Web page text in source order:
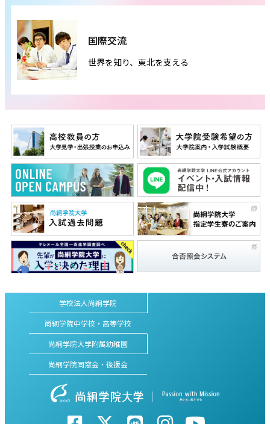
国際交流
世界を知り、東北を支える
学校法人尚絅学院
尚絅学院中学校・高等学校
尚絅学院大学附属幼稚園
尚絅学院同窓会・後援会